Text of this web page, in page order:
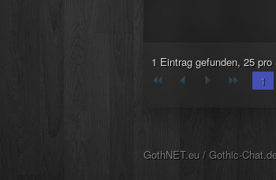
1 Eintrag gefunden, 25
1
GothNET.eu / Gothic-